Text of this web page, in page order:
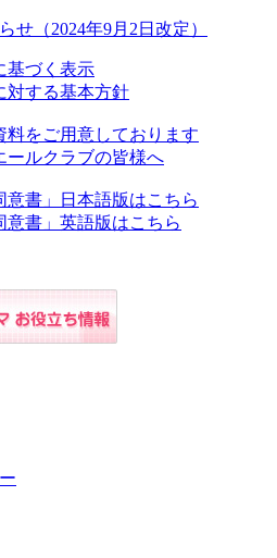
せ（2024年9月2日改定）
基づく表示
対する基本方針
をご用意しております
ールクラブの皆様へ
意書」日本語版はこちら
意書」英語版はこちら